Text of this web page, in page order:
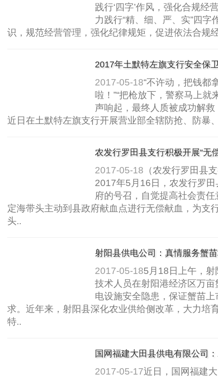
践行‘四字’作风，强化合规经
力践行“精、细、严、实”四字
识，规范经营管理，强化纪律规矩，促进依法合规
2017年土默特左旗支行安全保
2017-05-18“不许动，把钱都
啦！”“把枪放下，警察马上
声响起，最终人质被成功解救
近日在土默特左旗支行开展营业部全辖防抢、防暴
农发行罗田县支行积极开展“无
2017-05-18 （农发行罗田县
2017年5月16日，农发行罗
府的号召，自觉提高社会责
定海带头主动到县政府献血点进行无偿献血，为支
头..
射阳县供电公司：真情服务蟹
2017-05-185月18日上午，
技术人员在射阳港经济区万
电设施安全隐患，保证蟹苗
求。近年来，射阳县深化农业供给侧改革，大力培
特..
国网福建大田县供电有限公司
2017-05-17近日，国网福建